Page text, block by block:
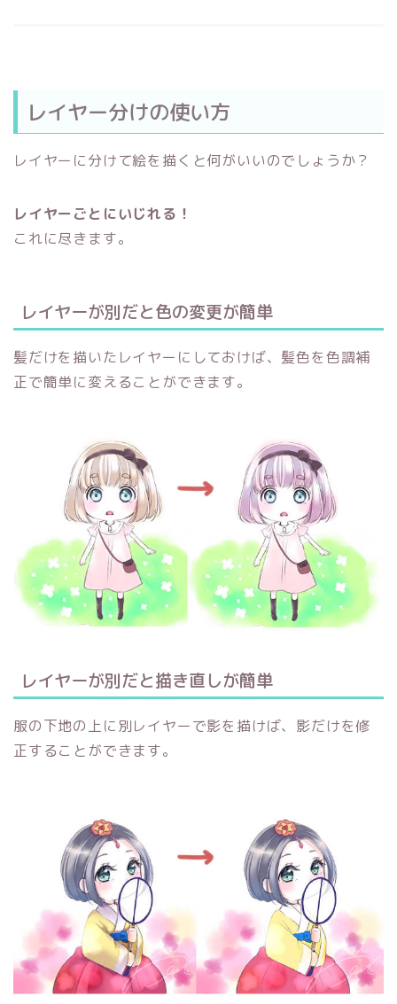
レイヤー分けの使い方
レイヤーに分けて絵を描くと何がいいのでしょうか？
レイヤーごとにいじれる！
これに尽きます。
レイヤーが別だと色の変更が簡単
髪だけを描いたレイヤーにしておけば、髪色を色調補
正で簡単に変えることができます。
レイヤーが別だと描き直しが簡単
服の下地の上に別レイヤーで影を描けば、影だけを修
正することができます。